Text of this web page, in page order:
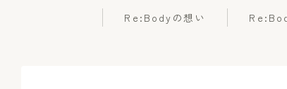
Re:Bodyの想い